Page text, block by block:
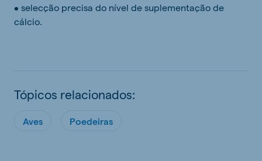
• selecção precisa do nível de suplementação de
cálcio.
Tópicos relacionados:
Aves Poedeiras